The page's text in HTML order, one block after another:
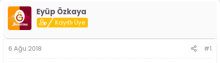
u
y
u
B
a
ş
l
a
n
g
Eyüp Özkaya
Kayıtlı Üye
6 Ağu 2018 #1